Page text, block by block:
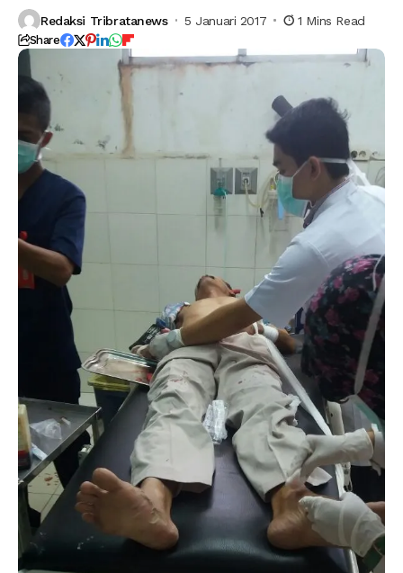
Redaksi Tribratanews 5 Januari 2017 1 Mins Read
Share